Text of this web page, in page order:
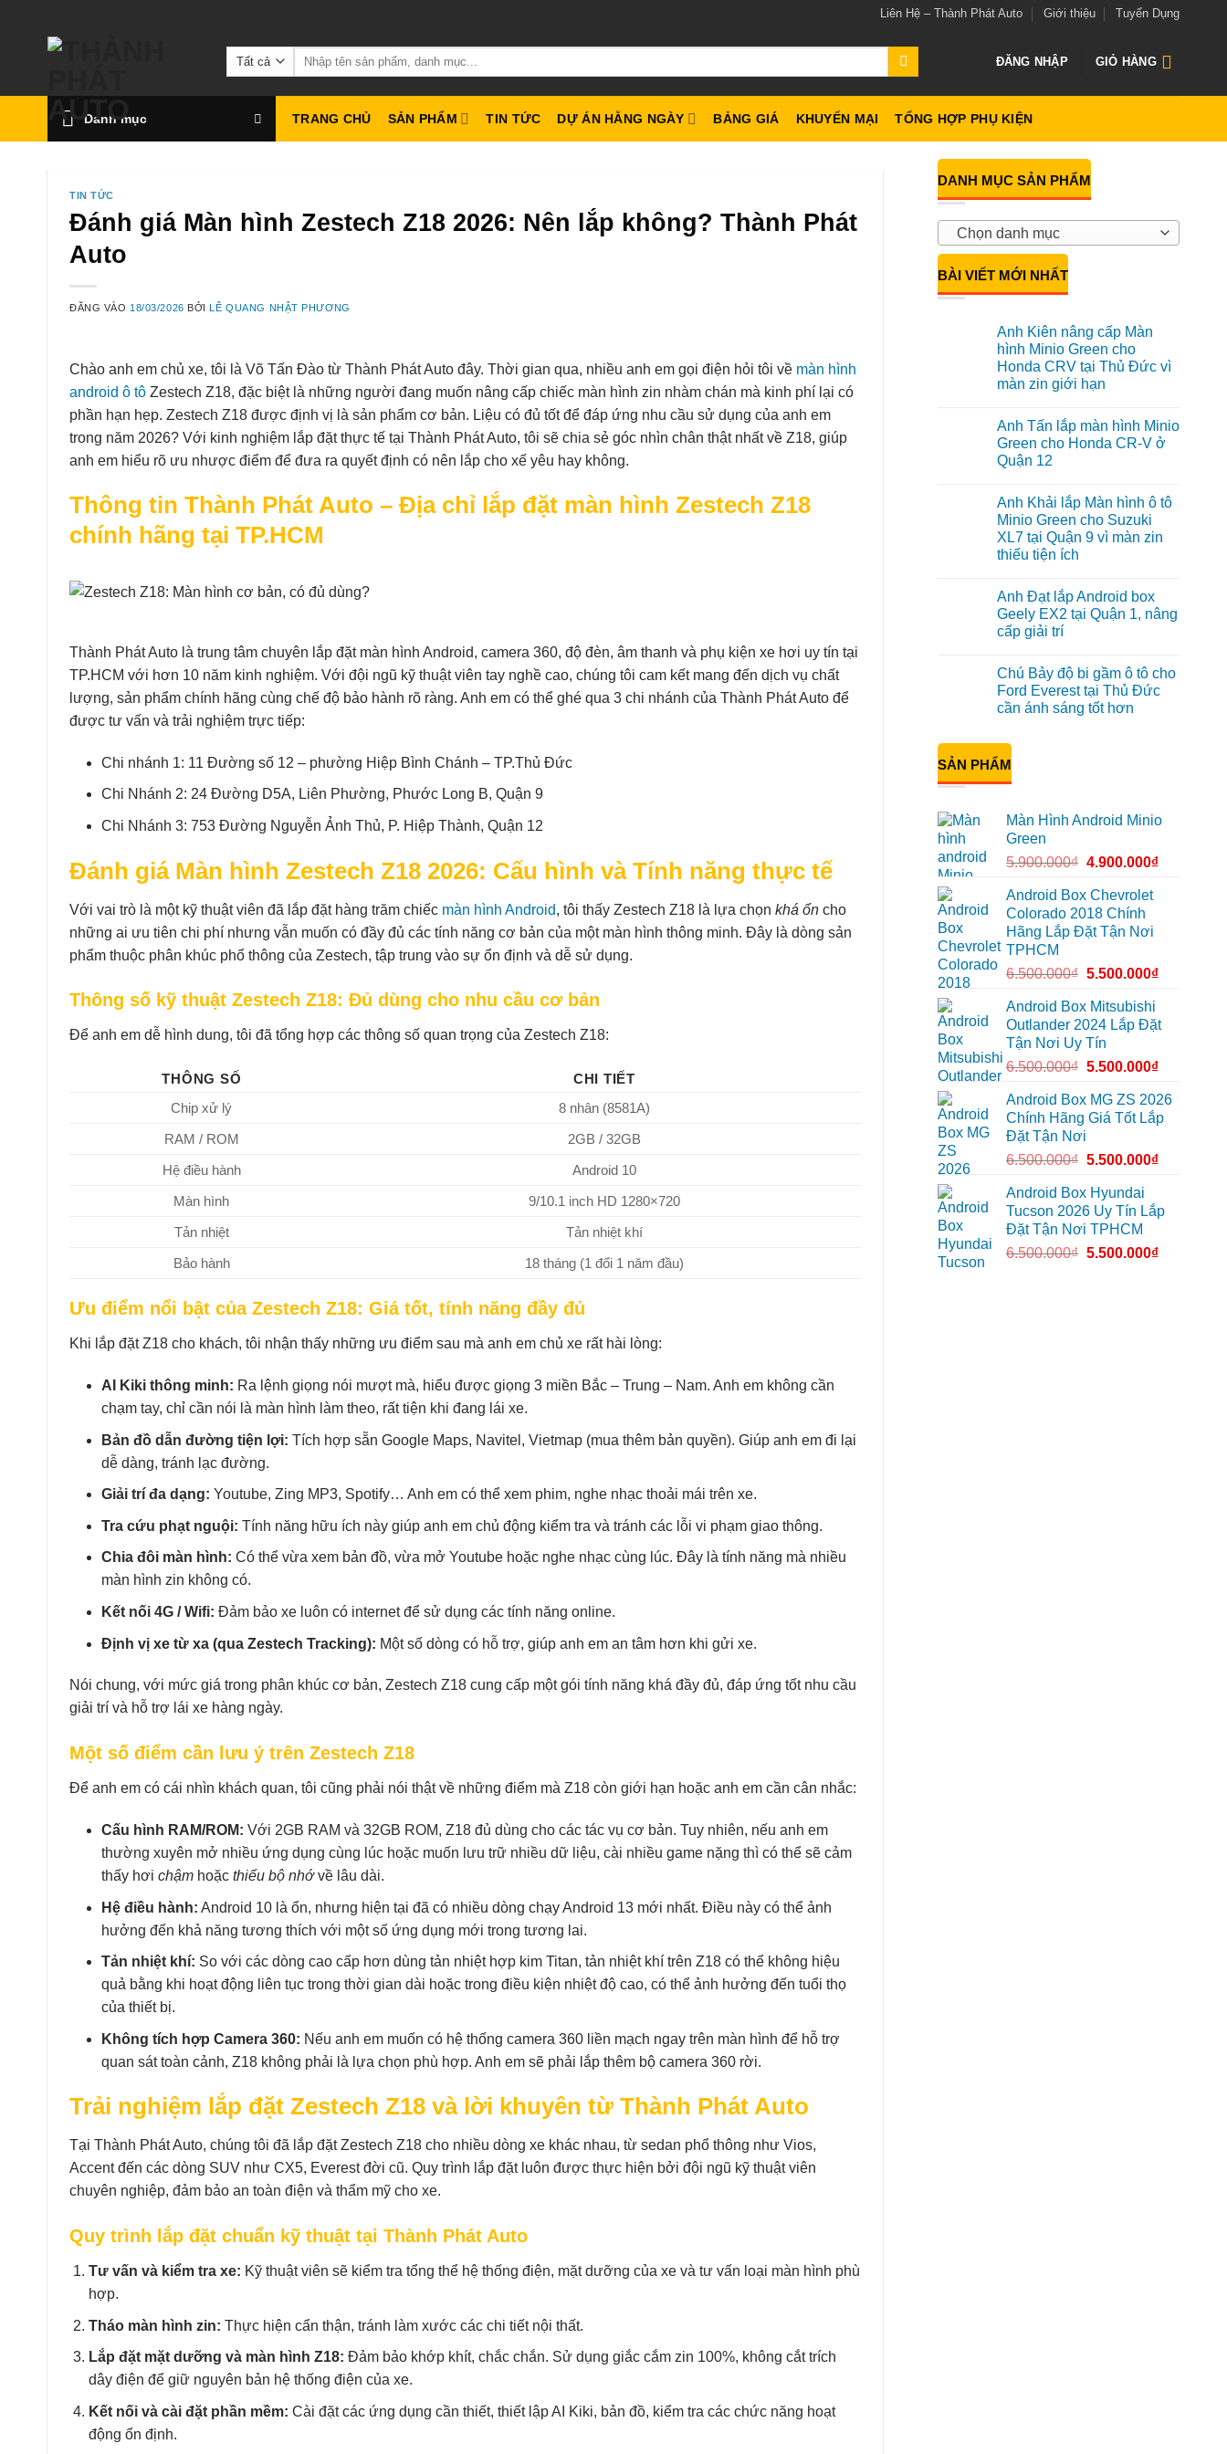
Liên Hệ – Thành Phát Auto Giới thiệu Tuyển Dụng
Tìm
kiếm:
ĐĂNG NHẬP GIỎ HÀNG
Danh mục TRANG CHỦ SẢN PHẨM TIN TỨC DỰ ÁN HẰNG NGÀY BẢNG GIÁ KHUYẾN MẠI TỔNG HỢP PHỤ KIỆN
TIN TỨC
Đánh giá Màn hình Zestech Z18 2026: Nên lắp không? Thành Phát
Auto
ĐĂNG VÀO 18/03/2026 BỞILÊ QUANG NHẬT PHƯƠNG
Chào anh em chủ xe, tôi là Võ Tấn Đào từ Thành Phát Auto đây. Thời gian qua, nhiều anh em gọi điện hỏi tôi về màn hình
android ô tô Zestech Z18, đặc biệt là những người đang muốn nâng cấp chiếc màn hình zin nhàm chán mà kinh phí lại có
phần hạn hẹp. Zestech Z18 được định vị là sản phẩm cơ bản. Liệu có đủ tốt để đáp ứng nhu cầu sử dụng của anh em
trong năm 2026? Với kinh nghiệm lắp đặt thực tế tại Thành Phát Auto, tôi sẽ chia sẻ góc nhìn chân thật nhất về Z18, giúp
anh em hiểu rõ ưu nhược điểm để đưa ra quyết định có nên lắp cho xế yêu hay không.
Thông tin Thành Phát Auto – Địa chỉ lắp đặt màn hình Zestech Z18
chính hãng tại TP.HCM
Thành Phát Auto là trung tâm chuyên lắp đặt màn hình Android, camera 360, độ đèn, âm thanh và phụ kiện xe hơi uy tín tại
TP.HCM với hơn 10 năm kinh nghiệm. Với đội ngũ kỹ thuật viên tay nghề cao, chúng tôi cam kết mang đến dịch vụ chất
lượng, sản phẩm chính hãng cùng chế độ bảo hành rõ ràng. Anh em có thể ghé qua 3 chi nhánh của Thành Phát Auto để
được tư vấn và trải nghiệm trực tiếp:
Chi nhánh 1: 11 Đường số 12 – phường Hiệp Bình Chánh – TP.Thủ Đức
Chi Nhánh 2: 24 Đường D5A, Liên Phường, Phước Long B, Quận 9
Chi Nhánh 3: 753 Đường Nguyễn Ảnh Thủ, P. Hiệp Thành, Quận 12
Đánh giá Màn hình Zestech Z18 2026: Cấu hình và Tính năng thực tế
Với vai trò là một kỹ thuật viên đã lắp đặt hàng trăm chiếc màn hình Android, tôi thấy Zestech Z18 là lựa chọn khá ổn cho
những ai ưu tiên chi phí nhưng vẫn muốn có đầy đủ các tính năng cơ bản của một màn hình thông minh. Đây là dòng sản
phẩm thuộc phân khúc phổ thông của Zestech, tập trung vào sự ổn định và dễ sử dụng.
Thông số kỹ thuật Zestech Z18: Đủ dùng cho nhu cầu cơ bản
Để anh em dễ hình dung, tôi đã tổng hợp các thông số quan trọng của Zestech Z18:
THÔNG SỐ
CHI TIẾT
Chip xử lý
8 nhân (8581A)
RAM / ROM
2GB / 32GB
Hệ điều hành
Android 10
Màn hình
9/10.1 inch HD 1280×720
Tản nhiệt
Tản nhiệt khí
Bảo hành
18 tháng (1 đổi 1 năm đầu)
Ưu điểm nổi bật của Zestech Z18: Giá tốt, tính năng đầy đủ
Khi lắp đặt Z18 cho khách, tôi nhận thấy những ưu điểm sau mà anh em chủ xe rất hài lòng:
AI Kiki thông minh: Ra lệnh giọng nói mượt mà, hiểu được giọng 3 miền Bắc – Trung – Nam. Anh em không cần
chạm tay, chỉ cần nói là màn hình làm theo, rất tiện khi đang lái xe.
Bản đồ dẫn đường tiện lợi: Tích hợp sẵn Google Maps, Navitel, Vietmap (mua thêm bản quyền). Giúp anh em đi lại
dễ dàng, tránh lạc đường.
Giải trí đa dạng: Youtube, Zing MP3, Spotify… Anh em có thể xem phim, nghe nhạc thoải mái trên xe.
Tra cứu phạt nguội: Tính năng hữu ích này giúp anh em chủ động kiểm tra và tránh các lỗi vi phạm giao thông.
Chia đôi màn hình: Có thể vừa xem bản đồ, vừa mở Youtube hoặc nghe nhạc cùng lúc. Đây là tính năng mà nhiều
màn hình zin không có.
Kết nối 4G / Wifi: Đảm bảo xe luôn có internet để sử dụng các tính năng online.
Định vị xe từ xa (qua Zestech Tracking): Một số dòng có hỗ trợ, giúp anh em an tâm hơn khi gửi xe.
Nói chung, với mức giá trong phân khúc cơ bản, Zestech Z18 cung cấp một gói tính năng khá đầy đủ, đáp ứng tốt nhu cầu
giải trí và hỗ trợ lái xe hàng ngày.
Một số điểm cần lưu ý trên Zestech Z18
Để anh em có cái nhìn khách quan, tôi cũng phải nói thật về những điểm mà Z18 còn giới hạn hoặc anh em cần cân nhắc:
Cấu hình RAM/ROM: Với 2GB RAM và 32GB ROM, Z18 đủ dùng cho các tác vụ cơ bản. Tuy nhiên, nếu anh em
thường xuyên mở nhiều ứng dụng cùng lúc hoặc muốn lưu trữ nhiều dữ liệu, cài nhiều game nặng thì có thể sẽ cảm
thấy hơi chậm hoặc thiếu bộ nhớvề lâu dài.
Hệ điều hành: Android 10 là ổn, nhưng hiện tại đã có nhiều dòng chạy Android 13 mới nhất. Điều này có thể ảnh
hưởng đến khả năng tương thích với một số ứng dụng mới trong tương lai.
Tản nhiệt khí: So với các dòng cao cấp hơn dùng tản nhiệt hợp kim Titan, tản nhiệt khí trên Z18 có thể không hiệu
quả bằng khi hoạt động liên tục trong thời gian dài hoặc trong điều kiện nhiệt độ cao, có thể ảnh hưởng đến tuổi thọ
của thiết bị.
Không tích hợp Camera 360: Nếu anh em muốn có hệ thống camera 360 liền mạch ngay trên màn hình để hỗ trợ
quan sát toàn cảnh, Z18 không phải là lựa chọn phù hợp. Anh em sẽ phải lắp thêm bộ camera 360 rời.
Trải nghiệm lắp đặt Zestech Z18 và lời khuyên từ Thành Phát Auto
Tại Thành Phát Auto, chúng tôi đã lắp đặt Zestech Z18 cho nhiều dòng xe khác nhau, từ sedan phổ thông như Vios,
Accent đến các dòng SUV như CX5, Everest đời cũ. Quy trình lắp đặt luôn được thực hiện bởi đội ngũ kỹ thuật viên
chuyên nghiệp, đảm bảo an toàn điện và thẩm mỹ cho xe.
Quy trình lắp đặt chuẩn kỹ thuật tại Thành Phát Auto
Tư vấn và kiểm tra xe: Kỹ thuật viên sẽ kiểm tra tổng thể hệ thống điện, mặt dưỡng của xe và tư vấn loại màn hình phù
hợp.
Tháo màn hình zin: Thực hiện cẩn thận, tránh làm xước các chi tiết nội thất.
Lắp đặt mặt dưỡng và màn hình Z18: Đảm bảo khớp khít, chắc chắn. Sử dụng giắc cắm zin 100%, không cắt trích
dây điện để giữ nguyên bản hệ thống điện của xe.
Kết nối và cài đặt phần mềm: Cài đặt các ứng dụng cần thiết, thiết lập AI Kiki, bản đồ, kiểm tra các chức năng hoạt
động ổn định.
DANH MỤC SẢN PHẨM
Chọn danh mục
BÀI VIẾT MỚI NHẤT
Anh Kiên nâng cấp Màn
hình Minio Green cho
Honda CRV tại Thủ Đức vì
màn zin giới hạn
bình
luận
ở
Anh
cấp
Màn
hình
Minio
Green
cho
tại
Thủ
Đức
vì
màn
hạn
Anh Tấn lắp màn hình Minio
Green cho Honda CR-V ở
Quận 12
bình
luận
ở
Anh
Tấn
lắp
Minio
Green
cho
Honda
ở
Quận
12
Anh Khải lắp Màn hình ô tô
Minio Green cho Suzuki
XL7 tại Quận 9 vì màn zin
thiếu tiện ích
bình
luận
ở
Anh
Màn
hình
ô
tô
Minio
Suzuki
XL7
Quận
màn
zin
thiếu
tiện
ích
Anh Đạt lắp Android box
Geely EX2 tại Quận 1, nâng
cấp giải trí
bình
luận
ở
Anh
Android
box
Geely
EX2
nâng
cấp
Chú Bảy độ bi gầm ô tô cho
Ford Everest tại Thủ Đức
cần ánh sáng tốt hơn
bình
luận
ở
Chú
gầm
cho
Everest
Thủ
Đức
cần
ánh
sáng
SẢN PHẨM
Màn Hình Android Minio
Green
5.900.000₫ 4.900.000₫
Android Box Chevrolet
Colorado 2018 Chính
Hãng Lắp Đặt Tận Nơi
TPHCM
6.500.000₫ 5.500.000₫
Android Box Mitsubishi
Outlander 2024 Lắp Đặt
Tận Nơi Uy Tín
6.500.000₫ 5.500.000₫
Android Box MG ZS 2026
Chính Hãng Giá Tốt Lắp
Đặt Tận Nơi
6.500.000₫ 5.500.000₫
Android Box Hyundai
Tucson 2026 Uy Tín Lắp
Đặt Tận Nơi TPHCM
6.500.000₫ 5.500.000₫